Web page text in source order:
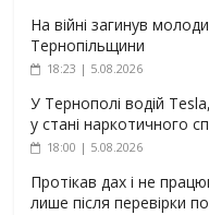
На війні загинув
Тернопільщини
18:23 | 5.08.2026
У Тернополі водій
у стані наркотичного
18:00 | 5.08.2026
Протікав дах і не
лише після перевірки